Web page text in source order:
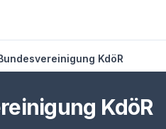
KdöR
KdöR